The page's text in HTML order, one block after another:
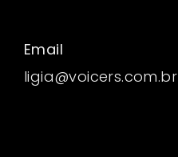
Email
ligia@voicers.com.br